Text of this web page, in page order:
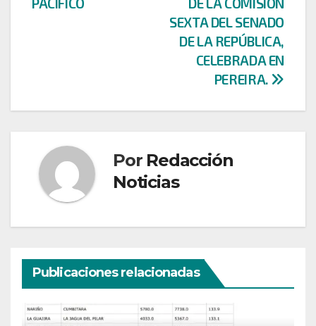
SEXTA DEL SENADO
DE LA REPÚBLICA,
CELEBRADA EN
PEREIRA.
Por Redacción
Noticias
Publicaciones relacionadas